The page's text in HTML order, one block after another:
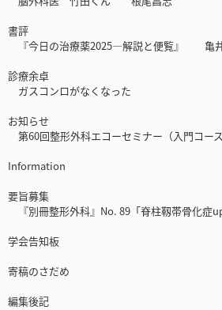
書評
『今日の治療薬2025―解説と便覧』 亀
診療余卓
ガスコンロがなくなった
お知らせ
第60回整形外科エコーセミナー（入門コース
Information
要旨募集
『別冊整形外科』No. 89「脊柱靱帯骨化症
学会告知板
寄稿のさだめ
編集後記